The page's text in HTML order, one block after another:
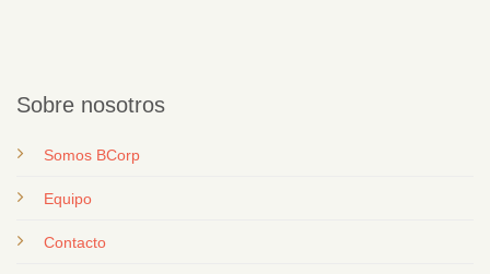
Sobre nosotros
Somos BCorp
Equipo
Contacto